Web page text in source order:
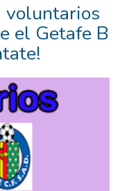
voluntarios
el Getafe B